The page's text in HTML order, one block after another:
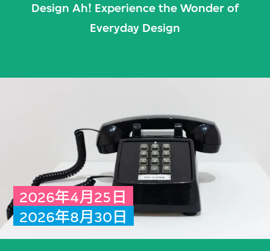
Design Ah! Experience the Wonder of
Everyday Design
2026年4月25日
2026年8月30日